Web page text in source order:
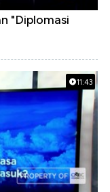
"Diplomasi
11:43